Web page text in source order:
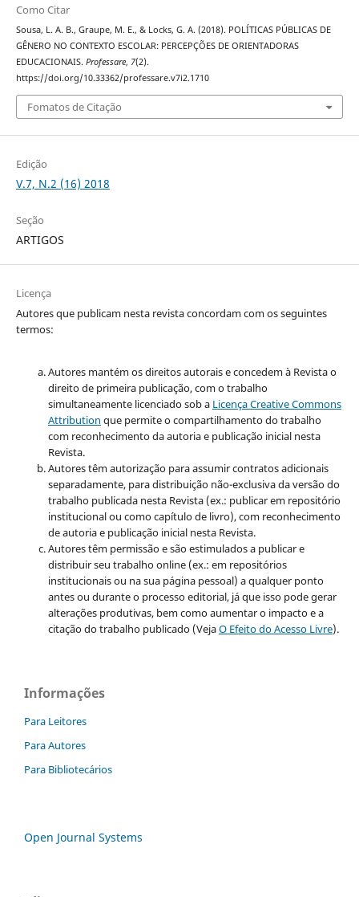
Como Citar
Sousa, L. A. B., Graupe, M. E., & Locks, G. A. (2018). POLÍTICAS PÚBLICAS DE
GÊNERO NO CONTEXTO ESCOLAR: PERCEPÇÕES DE ORIENTADORAS
EDUCACIONAIS. Professare, 7(2).
https://doi.org/10.33362/professare.v7i2.1710
Fomatos de Citação
Edição
V.7, N.2 (16) 2018
Seção
ARTIGOS
Licença
Autores que publicam nesta revista concordam com os seguintes
termos:
Autores mantém os direitos autorais e concedem à Revista o
direito de primeira publicação, com o trabalho
simultaneamente licenciado sob a Licença Creative Commons
Attribution que permite o compartilhamento do trabalho
com reconhecimento da autoria e publicação inicial nesta
Revista.
Autores têm autorização para assumir contratos adicionais
separadamente, para distribuição não-exclusiva da versão do
trabalho publicada nesta Revista (ex.: publicar em repositório
institucional ou como capítulo de livro), com reconhecimento
de autoria e publicação inicial nesta Revista.
Autores têm permissão e são estimulados a publicar e
distribuir seu trabalho online (ex.: em repositórios
institucionais ou na sua página pessoal) a qualquer ponto
antes ou durante o processo editorial, já que isso pode gerar
alterações produtivas, bem como aumentar o impacto e a
citação do trabalho publicado (VejaO Efeito do Acesso Livre).
Informações
Para Leitores
Para Autores
Para Bibliotecários
Open Journal Systems